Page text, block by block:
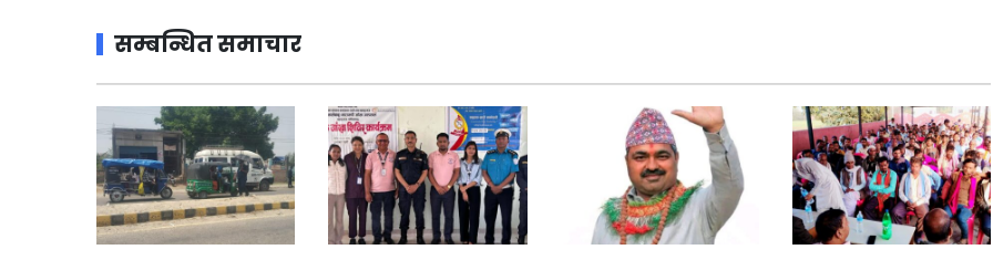
सम्बन्धित समाचार